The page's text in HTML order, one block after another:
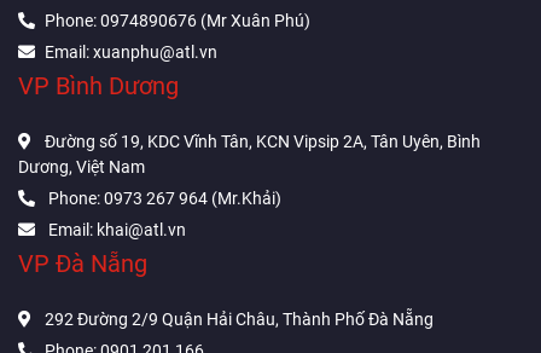
Phone: 0974890676 (Mr Xuân Phú)
Email: xuanphu@atl.vn
VP Bình Dương
Đường số 19, KDC Vĩnh Tân, KCN Vipsip 2A, Tân Uyên, Bình
Dương, Việt Nam
Phone: 0973 267 964 (Mr.Khải)
Email: khai@atl.vn
VP Đà Nẵng
292 Đường 2/9 Quận Hải Châu, Thành Phố Đà Nẵng